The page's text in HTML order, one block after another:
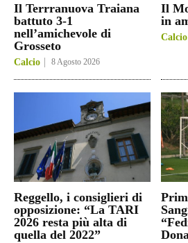
Il Terrranuova Traiana
battuto 3-1
nell’amichevole di
Grosseto
Calcio 8 Agosto 2026
Il
in
Calcio
Reggello, i consiglieri di
opposizione: “La TARI
2026 resta più alta di
quella del 2022”